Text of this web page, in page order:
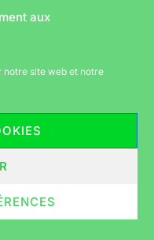
aux
notre site web et notre
périgourdine
WPZOOM